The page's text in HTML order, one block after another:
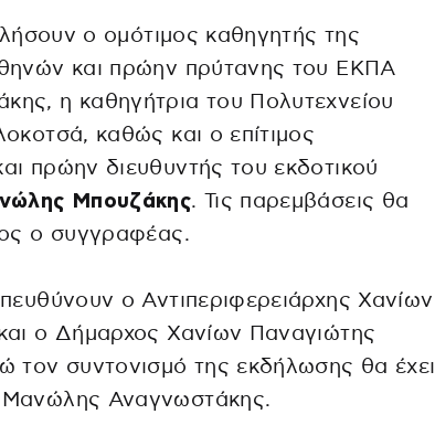
ο ομότιμος καθηγητής της
και πρώην πρύτανης του ΕΚΠΑ
η καθηγήτρια του Πολυτεχνείου
καθώς και ο επίτιμος
πρώην διευθυντής του εκδοτικού
Μπουζάκης. Τις παρεμβάσεις θα
ο συγγραφέας.
ο Αντιπεριφερειάρχης Χανίων
ο Δήμαρχος Χανίων Παναγιώτης
τον συντονισμό της εκδήλωσης θα έχει
Αναγνωστάκης.